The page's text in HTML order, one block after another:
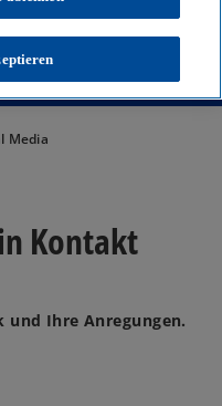
Experten.
Media
Kontakt
und Ihre Anregungen.